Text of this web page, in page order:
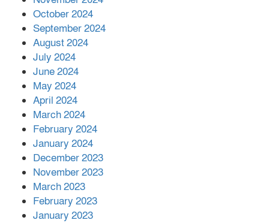
সহায়তা দিলেন সাচিং প্রু জেরী
October 2024
September 2024
August 2024
July 2024
June 2024
May 2024
April 2024
March 2024
February 2024
January 2024
December 2023
November 2023
March 2023
February 2023
January 2023